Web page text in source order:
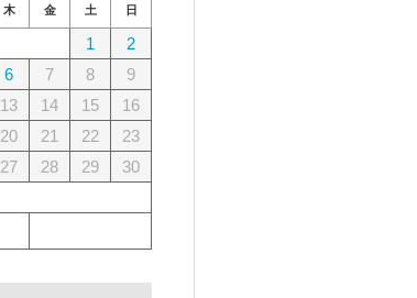
木 金 土 日
1
2
6 7 8
9
13 14 15
16
20 21 22
23
27 28 29
30